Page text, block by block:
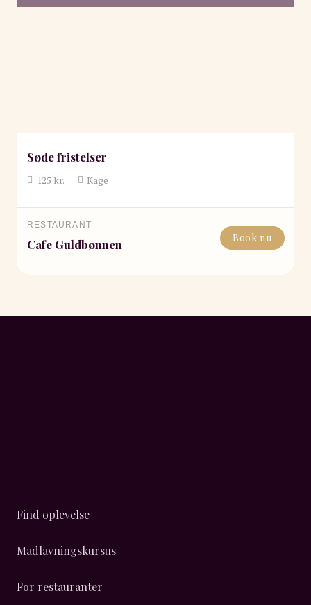
Søde fristelser
125 kr. Kage
RESTAURANT
Cafe Guldbønnen Book nu
Find oplevelse
Madlavningskursus
For restauranter